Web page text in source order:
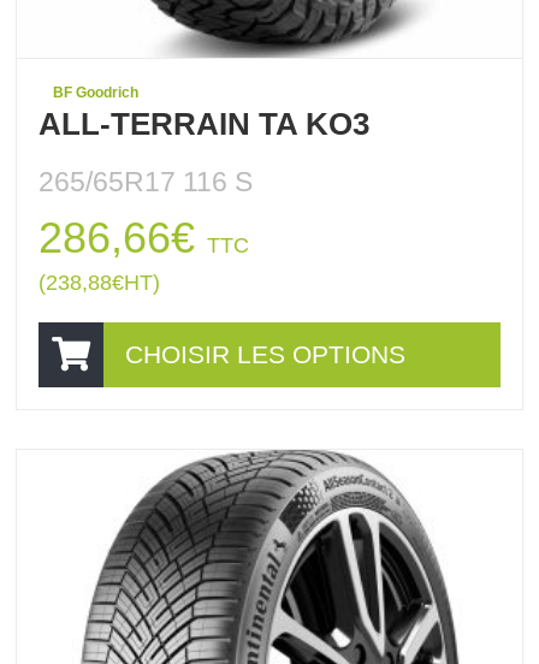
BF Goodrich
ALL-TERRAIN TA KO3
265/65R17 116 S
286,66€ TTC
(238,88€HT)
CHOISIR LES OPTIONS